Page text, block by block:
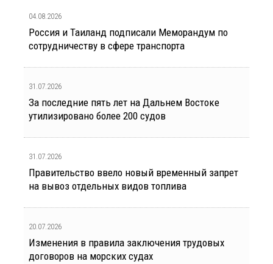
04.08.2026
Россия и Таиланд подписали Меморандум по
сотрудничеству в сфере транспорта
31.07.2026
За последние пять лет на Дальнем Востоке
утилизировано более 200 судов
31.07.2026
Правительство ввело новый временный запрет
на вывоз отдельных видов топлива
20.07.2026
Изменения в правила заключения трудовых
договоров на морских судах